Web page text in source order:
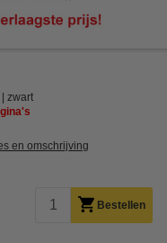
zwart
en omschrijving
Bestellen